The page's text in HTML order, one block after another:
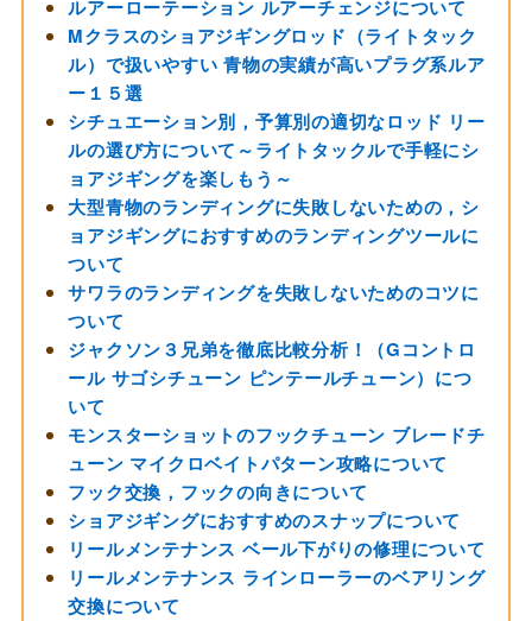
ルアーローテーション ルアーチェンジについて
Mクラスのショアジギングロッド（ライトタック
ル）で扱いやすい 青物の実績が高いプラグ系ルア
ー１５選
シチュエーション別，予算別の適切なロッド リー
ルの選び方について～ライトタックルで手軽にシ
ョアジギングを楽しもう～
大型青物のランディングに失敗しないための，シ
ョアジギングにおすすめのランディングツールに
ついて
サワラのランディングを失敗しないためのコツに
ついて
ジャクソン３兄弟を徹底比較分析！（Gコントロ
ール サゴシチューン ピンテールチューン）につ
いて
モンスターショットのフックチューン ブレードチ
ューン マイクロベイトパターン攻略について
フック交換，フックの向きについて
ショアジギングにおすすめのスナップについて
リールメンテナンス ベール下がりの修理について
リールメンテナンス ラインローラーのベアリング
交換について